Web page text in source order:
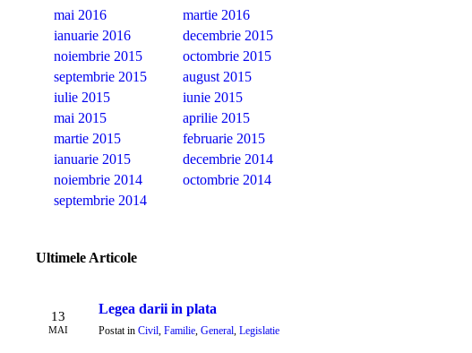
mai 2016
martie 2016
ianuarie 2016
decembrie 2015
noiembrie 2015
octombrie 2015
septembrie 2015
august 2015
iulie 2015
iunie 2015
mai 2015
aprilie 2015
martie 2015
februarie 2015
ianuarie 2015
decembrie 2014
noiembrie 2014
octombrie 2014
septembrie 2014
Ultimele Articole
13
MAI
Legea darii in plata
Postat in Civil, Familie, General, Legislatie